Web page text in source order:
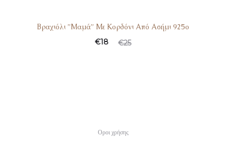
Βραχιόλι ”Μαμά” Με Κορδόνι Από Ασήμι 925ο
€25
€18
Οροι χρήσης